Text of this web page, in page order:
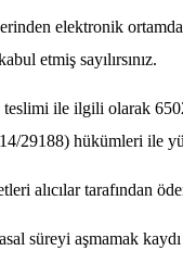
elektronik
etmiş sayılırsınız.
teslimi ile ilgili olarak
29188) hükümleri ile
alıcılar tarafından
süreyi aşmamak